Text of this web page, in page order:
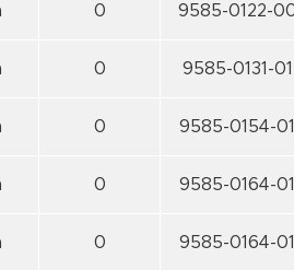
0 9585-0122-
0 9585-0131-01
0 9585-0154-01
0 9585-0164-01
0 9585-0164-01